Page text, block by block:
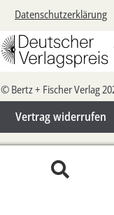
Datenschutzerklärung
© Bertz + Fischer Verlag
Vertrag widerrufen